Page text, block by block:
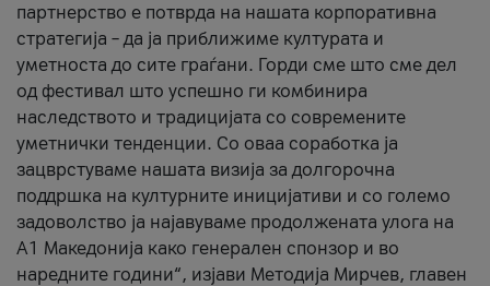
партнерство е потврда на нашата корпоративна
стратегија – да ја приближиме културата и
уметноста до сите граѓани. Горди сме што сме дел
од фестивал што успешно ги комбинира
наследството и традицијата со современите
уметнички тенденции. Со оваа соработка ја
зацврстуваме нашата визија за долгорочна
поддршка на културните иницијативи и со големо
задоволство ја најавуваме продолжената улога на
A1 Македонија како генерален спонзор и во
наредните години“, изјави Методија Мирчев, главен